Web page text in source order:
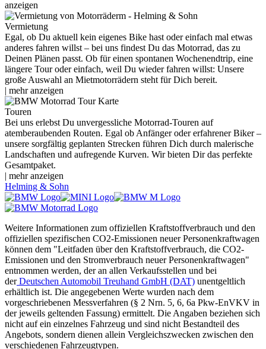
Vermietung
Egal, ob Du aktuell kein eigenes Bike hast oder einfach mal etwas
anderes fahren willst – bei uns findest Du das Motorrad, das zu
Deinen Plänen passt. Ob für einen spontanen Wochenendtrip, eine
längere Tour oder einfach, weil Du wieder fahren willst: Unsere
große Auswahl an Mietmotorrädern steht für Dich bereit.
Touren
Bei uns erlebst Du unvergessliche Motorrad-Touren auf
atemberaubenden Routen. Egal ob Anfänger oder erfahrener Biker –
unsere sorgfältig geplanten Strecken führen Dich durch malerische
Landschaften und aufregende Kurven. Wir bieten Dir das perfekte
Gesamtpaket.
Helming & Sohn
Weitere Informationen zum offiziellen Kraftstoffverbrauch und den
offiziellen spezifischen CO2-Emissionen neuer Personenkraftwagen
können dem "Leitfaden über den Kraftstoffverbrauch, die CO2-
Emissionen und den Stromverbrauch neuer Personenkraftwagen"
entnommen werden, der an allen Verkaufsstellen und bei
derDeutschen Automobil Treuhand GmbH (DAT) unentgeltlich
erhältlich ist. Die angegebenen Werte wurden nach dem
vorgeschriebenen Messverfahren (§ 2 Nrn. 5, 6, 6a Pkw-EnVKV in
der jeweils geltenden Fassung) ermittelt. Die Angaben beziehen sich
nicht auf ein einzelnes Fahrzeug und sind nicht Bestandteil des
Angebots, sondern dienen allein Vergleichszwecken zwischen den
verschiedenen Fahrzeugtypen.